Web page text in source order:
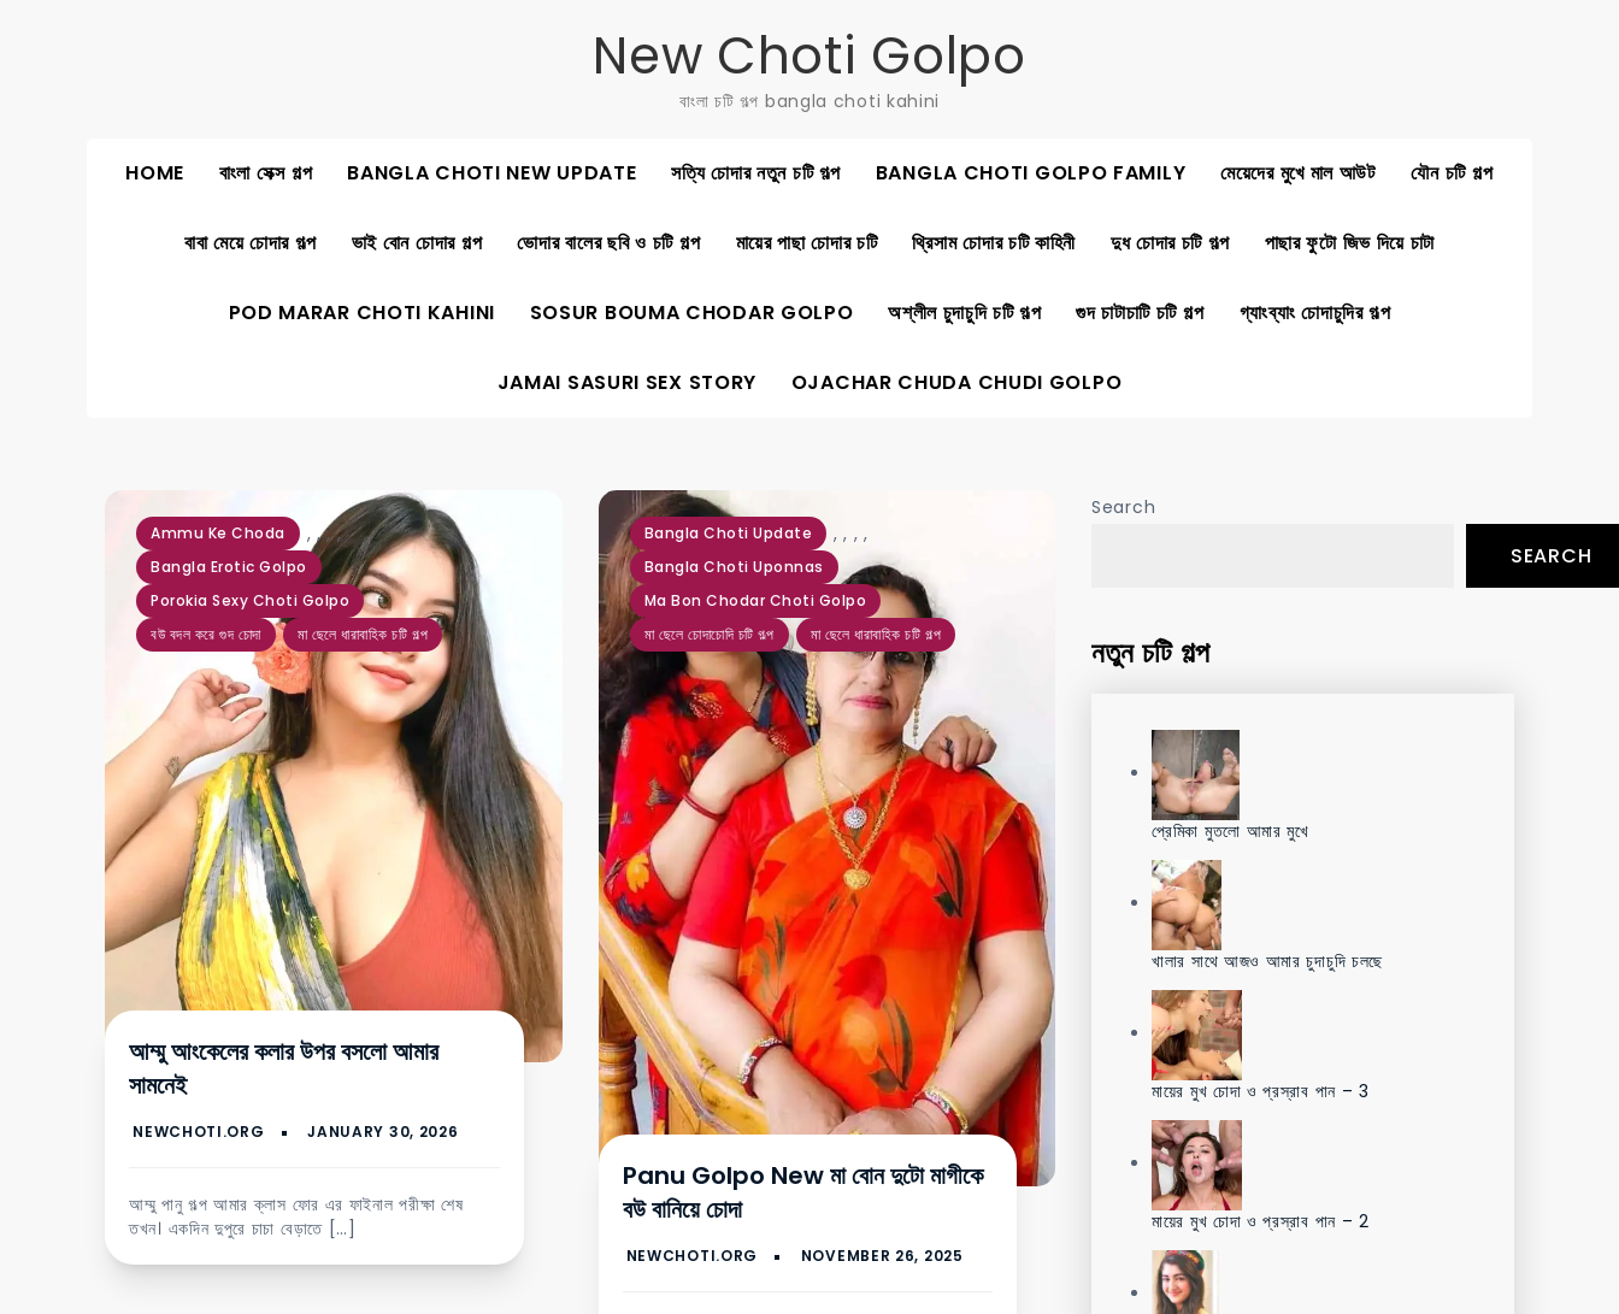
New Choti Golpo
বাংলা চটি গল্প bangla choti kahini
HOME বাংলা সেক্স গল্প BANGLA CHOTI NEW UPDATE সত্যি চোদার নতুন চটি গল্প BANGLA CHOTI GOLPO FAMILY মেয়েদের মুখে মাল আউট যৌন চটি গল্প
বাবা মেয়ে চোদার গল্প ভাই বোন চোদার গল্প ভোদার বালের ছবি ও চটি গল্প মায়ের পাছা চোদার চটি থ্রিসাম চোদার চটি কাহিনী দুধ চোদার চটি গল্প পাছার ফুটো জিভ দিয়ে চাটা
POD MARAR CHOTI KAHINI SOSUR BOUMA CHODAR GOLPO অশ্লীল চুদাচুদি চটি গল্প গুদ চাটাচাটি চটি গল্প গ্যাংব্যাং চোদাচুদির গল্প
JAMAI SASURI SEX STORY OJACHAR CHUDA CHUDI GOLPO
Ammu Ke Choda ,
Bangla Erotic Golpo
,
Porokia Sexy Choti Golpo
,
বউ বদল করে গুদ চোদা
,
মা ছেলে ধারাবাহিক চটি গল্প
আম্মু আংকেলের কলার উপর বসলো আমার
সামনেই
আম্মু পানু গল্প আমার ক্লাস ফোর এর ফাইনাল পরীক্ষা শেষ
তখন। একদিন দুপুরে চাচা বেড়াতে […]
Bangla Choti Update ,
Bangla Choti Uponnas
,
Ma Bon Chodar Choti Golpo
,
মা ছেলে চোদাচোদি চটি গল্প
,
মা ছেলে ধারাবাহিক চটি গল্প
Panu Golpo New মা বোন দুটো মাগীকে
বউ বানিয়ে চোদা
Search
SEARCH
নতুন চটি গল্প
প্রেমিকা মুতলো আমার মুখে
খালার সাথে আজও আমার চুদাচুদি চলছে
মায়ের মুখ চোদা ও প্রস্রাব পান – 3
মায়ের মুখ চোদা ও প্রস্রাব পান – 2